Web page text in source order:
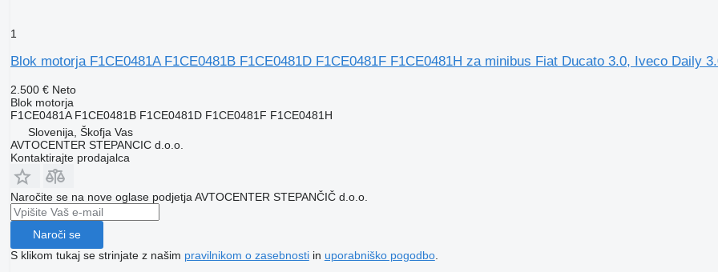
1
Blok motorja F1CE0481A F1CE0481B F1CE0481D F1CE0481F F1CE0481H za minibus Fiat Ducato 3.0, Iveco Daily
2.500 € Neto
Blok motorja
F1CE0481A F1CE0481B F1CE0481D F1CE0481F F1CE0481H
Slovenija, Škofja Vas
AVTOCENTER STEPANCIC d.o.o.
Kontaktirajte prodajalca
Naročite se na nove oglase podjetja AVTOCENTER STEPANČIČ d.o.o.
Naroči se
S klikom tukaj se strinjate z našim pravilnikom o zasebnostiin uporabniško pogodbo.